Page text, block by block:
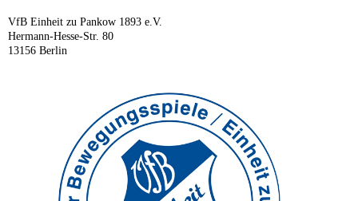
VfB Einheit zu Pankow 1893 e.V.
Hermann-Hesse-Str. 80
13156 Berlin